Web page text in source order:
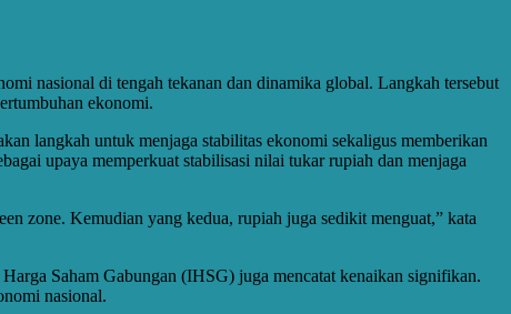
nasional di tengah tekanan dan dinamika global. Langkah tersebut
ekonomi.
langkah untuk menjaga stabilitas ekonomi sekaligus memberikan
upaya memperkuat stabilisasi nilai tukar rupiah dan menjaga
zone. Kemudian yang kedua, rupiah juga sedikit menguat,” kata
Saham Gabungan (IHSG) juga mencatat kenaikan signifikan.
nasional.